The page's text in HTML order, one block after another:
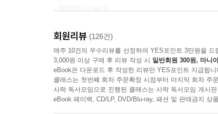
--- p.248
고민해보지 않는다는 거다.
_49쪽에서
결혼 적령기를 넘긴 여성들이여, 혹시 ‘나에게 정
고요한 가운데 마음이 흔들리는 것인지, 혹은 바
적절히 무시하면 되고, 혹시 가까운 이라면 불편
회원리뷰 (126건)
매주 10건의 우수리뷰를 선정하여 YES포인트 3만원을 드
3,000원 이상 구매 후 리뷰 작성 시 일반회원 300원, 마니
eBook은 다운로드 후 작성한 리뷰만 YES포인트 지급됩니
클래스는 첫번째 회차 주문확정 시점부터 마지막 회차 주
사락 독서모임으로 진행된 클래스는 사락 독서모임 게시
eBook 페이백, CD/LP, DVD/Blu-ray, 패션 및 판매금지 상